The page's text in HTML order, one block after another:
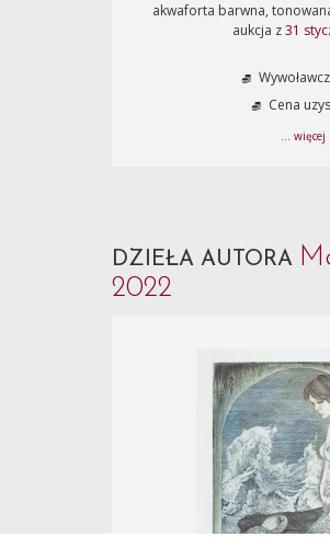
akwaforta barwna,
aukcja z31
Cena
... więcej
DZIEŁA AUTORA
2022